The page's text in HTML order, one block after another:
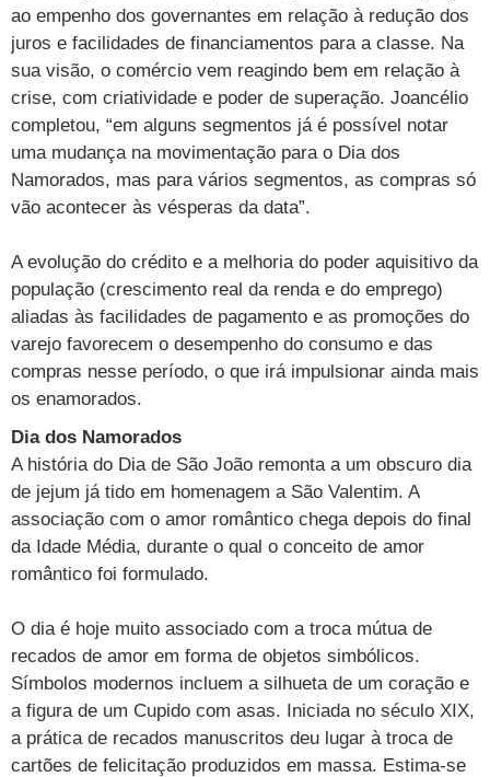
ao empenho dos governantes em relação à redução dos
juros e facilidades de financiamentos para a classe. Na
sua visão, o comércio vem reagindo bem em relação à
crise, com criatividade e poder de superação. Joancélio
completou, “em alguns segmentos já é possível notar
uma mudança na movimentação para o Dia dos
Namorados, mas para vários segmentos, as compras só
vão acontecer às vésperas da data”.
A evolução do crédito e a melhoria do poder aquisitivo da
população (crescimento real da renda e do emprego)
aliadas às facilidades de pagamento e as promoções do
varejo favorecem o desempenho do consumo e das
compras nesse período, o que irá impulsionar ainda mais
os enamorados.
Dia dos Namorados
A história do Dia de São João remonta a um obscuro dia
de jejum já tido em homenagem a São Valentim. A
associação com o amor romântico chega depois do final
da Idade Média, durante o qual o conceito de amor
romântico foi formulado.
O dia é hoje muito associado com a troca mútua de
recados de amor em forma de objetos simbólicos.
Símbolos modernos incluem a silhueta de um coração e
a figura de um Cupido com asas. Iniciada no século XIX,
a prática de recados manuscritos deu lugar à troca de
cartões de felicitação produzidos em massa. Estima-se